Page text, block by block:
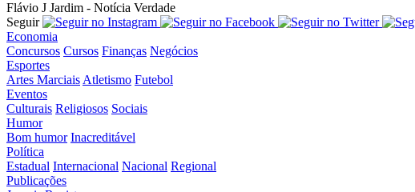
Flávio J Jardim - Notícia Verdade
Seguir
Economia
Concursos Cursos Finanças Negócios
Esportes
Artes Marciais Atletismo Futebol
Eventos
Culturais Religiosos Sociais
Humor
Bom humor Inacreditável
Política
Estadual Internacional Nacional Regional
Publicações